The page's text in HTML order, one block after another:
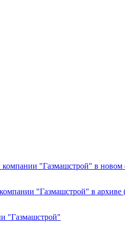
компании "Газмашстрой" в
"Газмашстрой" в архиве
"Газмашстрой"